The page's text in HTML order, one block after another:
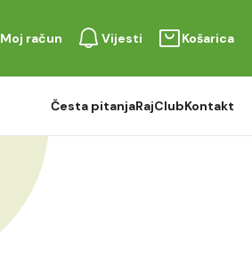
Moj račun Vijesti Košarica
Česta pitanjaRajClubKontakt